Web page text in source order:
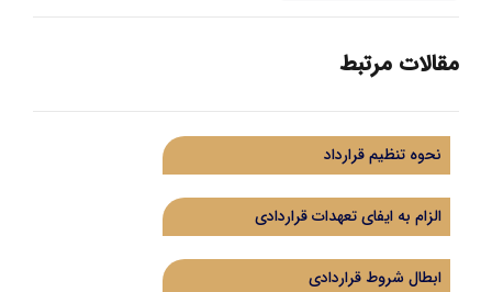
مقالات مرتبط
نحوه تنظیم قرارداد
الزام به ایفای تعهدات قراردادی
ابطال شروط قراردادی